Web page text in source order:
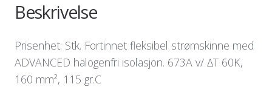
Beskrivelse
Prisenhet: Stk. Fortinnet fleksibel strømskinne med
ADVANCED halogenfri isolasjon. 673A v/ ∆T 60K,
160 mm², 115 gr.C